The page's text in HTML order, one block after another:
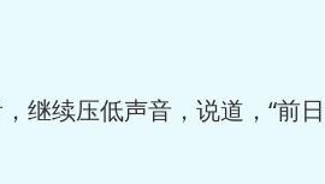
续压低声音，说道，“前